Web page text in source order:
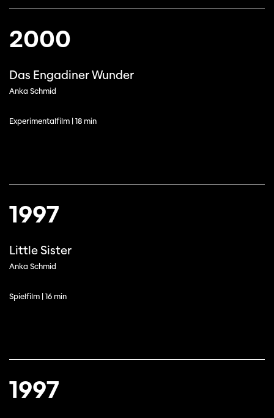
verwenden Sie einen anderen Browser.
2000
Das Engadiner Wunder
Anka Schmid
Experimentalfilm | 18 min
1997
Little Sister
Anka Schmid
Spielfilm | 16 min
1997